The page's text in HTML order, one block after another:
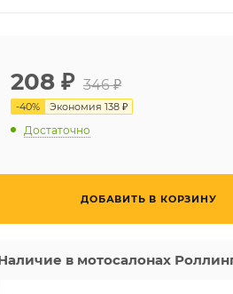
208 ₽ 346 ₽
-40% Экономия 138 ₽
Достаточно
ДОБАВИТЬ В КОРЗИНУ
в мотосалонах